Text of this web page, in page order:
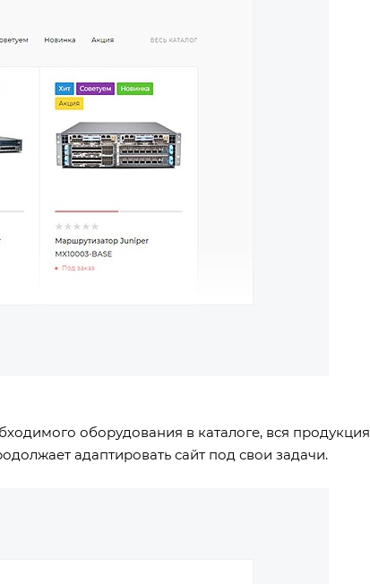
оборудования в каталоге, вся продукция
адаптировать сайт под свои задачи.